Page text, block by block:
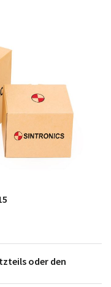
der
hochwertig
Baugruppen
oder den